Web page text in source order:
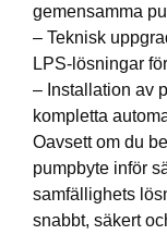
gemensamma
– Teknisk
LPS‑lösningar
– Installation av
kompletta
Oavsett om du
pumpbyte inför
samfällighets
snabbt, säkert